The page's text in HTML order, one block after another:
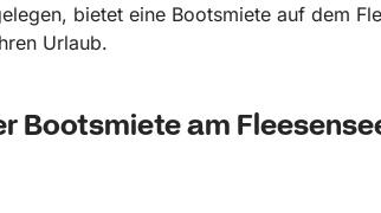
bietet eine Bootsmiete auf dem
Urlaub.
Bootsmiete am